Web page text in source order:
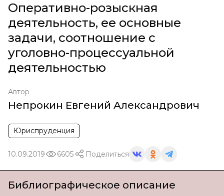
Оперативно-розыскная
деятельность, ее основные
задачи, соотношение с
уголовно-процессуальной
деятельностью
Автор
Непрокин Евгений Александрович
Юриспруденция
10.09.2019 6605 Поделиться
Библиографическое описание